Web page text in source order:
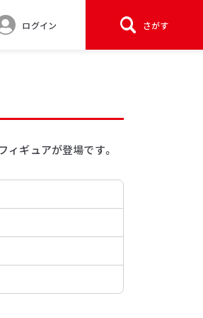
ログイン さがす
ィギュアが登場です。